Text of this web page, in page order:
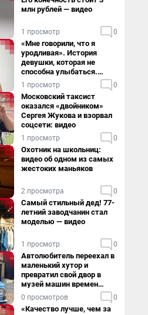
млн рублей — видео
1 просмотр 0
«Мне говорили, что я
уродливая». История
девушки, которая не
способна улыбаться.
Видео
1 просмотр 0
Московский таксист
оказался «двойником»
Сергея Жукова и взорвал
соцсети: видео
1 просмотр 0
Охотник на школьниц:
видео об одном из самых
жестоких маньяков
2 просмотра 0
Самый стильный дед! 77-
летний заводчанин стал
моделью — видео
1 просмотр 0
Автолюбитель переехал в
маленький хутор и
превратил свой двор в
музей машин времен
СССР. Видео
0 просмотров 0
«Качество лучше, чем за